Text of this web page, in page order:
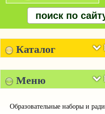
Каталог
Меню
Образовательные наборы и